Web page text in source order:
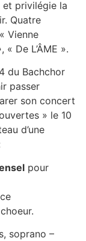
privilégie la
Quatre
Vienne
, « De L’ÂME ».
du Bachchor
passer
son concert
» le 10
d’une
pour
soprano –